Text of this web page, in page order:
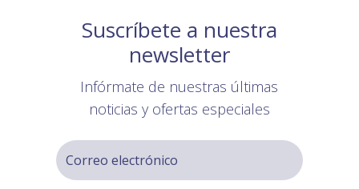
Suscríbete a nuestra
newsletter
Infórmate de nuestras últimas
noticias y ofertas especiales